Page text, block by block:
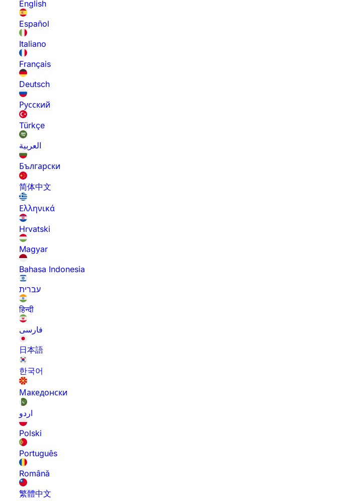
English
Español
Italiano
Français
Deutsch
Русский
Türkçe
العربية
Български
简体中文
Ελληνικά
Hrvatski
Magyar
Bahasa Indonesia
עברית
हिन्दी
فارسی
日本語
한국어
Македонски
اردو
Polski
Português
Română
繁體中文